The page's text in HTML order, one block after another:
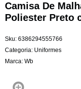
Camisa De
Poliester Preto
Sku: 6386294555766
Categoria: Uniformes
Marca: Wb